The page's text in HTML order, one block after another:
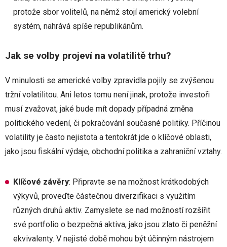
protože sbor volitelů, na němž stojí americký volební
systém, nahrává spíše republikánům.
Jak se volby projeví na volatilitě trhu?
V minulosti se americké volby zpravidla pojily se zvýšenou
tržní volatilitou. Ani letos tomu není jinak, protože investoři
musí zvažovat, jaké bude mít dopady případná změna
politického vedení, či pokračování současné politiky. Příčinou
volatility je často nejistota a tentokrát jde o klíčové oblasti,
jako jsou fiskální výdaje, obchodní politika a zahraniční vztahy.
Klíčové závěry: Připravte se na možnost krátkodobých
výkyvů, proveďte částečnou diverzifikaci s využitím
různých druhů aktiv. Zamyslete se nad možností rozšířit
své portfolio o bezpečná aktiva, jako jsou zlato či peněžní
ekvivalenty. V nejisté době mohou být účinným nástrojem